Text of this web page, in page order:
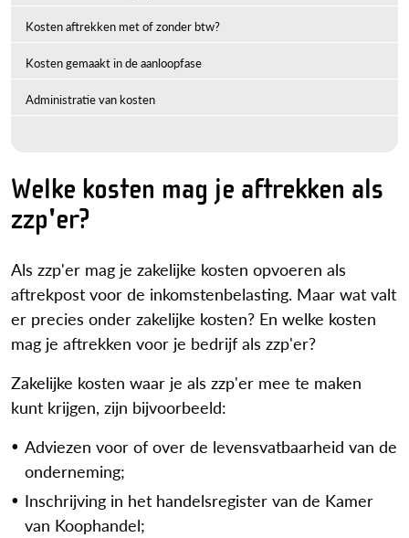
Kosten aftrekken met of zonder btw?
Kosten gemaakt in de aanloopfase
Administratie van kosten
Welke kosten mag je aftrekken als
zzp'er?
Als zzp'er mag je zakelijke kosten opvoeren als
aftrekpost voor de inkomstenbelasting. Maar wat valt
er precies onder zakelijke kosten? En welke kosten
mag je aftrekken voor je bedrijf als zzp'er?
Zakelijke kosten waar je als zzp'er mee te maken
kunt krijgen, zijn bijvoorbeeld:
Adviezen voor of over de levensvatbaarheid van de
onderneming;
Inschrijving in het handelsregister van de Kamer
van Koophandel;